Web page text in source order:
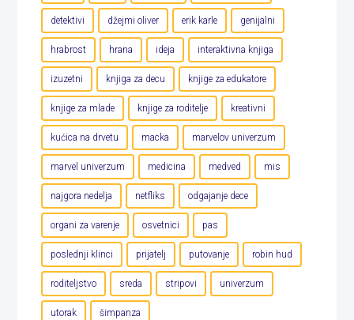
detektivi džejmi oliver erik karle genijalni
hrabrost hrana ideja interaktivna knjiga
izuzetni knjiga za decu knjige za edukatore
knjige za mlade knjige za roditelje kreativni
kućica na drvetu macka marvelov univerzum
marvel univerzum medicina medved mis
najgora nedelja netfliks odgajanje dece
organi za varenje osvetnici pas
poslednji klinci prijatelj putovanje robin hud
roditeljstvo sreda stripovi univerzum
utorak šimpanza